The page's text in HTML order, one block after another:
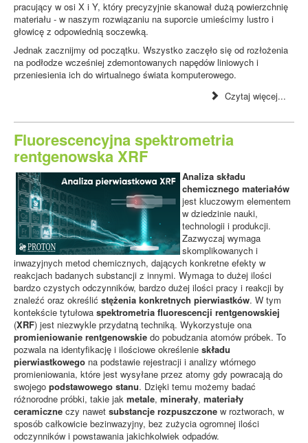
pracujący w osi X i Y, który precyzyjnie skanował dużą powierzchnię
materiału - w naszym rozwiązaniu na suporcie umieścimy lustro i
głowicę z odpowiednią soczewką.
Jednak zacznijmy od początku. Wszystko zaczęło się od rozłożenia
na podłodze wcześniej zdemontowanych napędów liniowych i
przeniesienia ich do wirtualnego świata komputerowego.
Czytaj więcej...
Fluorescencyjna spektrometria
rentgenowska XRF
Analiza składu
chemicznego materiałów
jest kluczowym elementem
w dziedzinie nauki,
technologii i produkcji.
Zazwyczaj wymaga
skomplikowanych i
inwazyjnych metod chemicznych, dających konkretne efekty w
reakcjach badanych substancji z innymi. Wymaga to dużej ilości
bardzo czystych odczynników, bardzo dużej ilości pracy i reakcji by
znaleźć oraz określić stężenia konkretnych pierwiastków. W tym
kontekście tytułowa spektrometria fluorescencji rentgenowskiej
(XRF) jest niezwykle przydatną techniką. Wykorzystuje ona
promieniowanie rentgenowskie do pobudzania atomów próbek. To
pozwala na identyfikację i ilościowe określenie składu
pierwiastkowego na podstawie rejestracji i analizy wtórnego
promieniowania, które jest wysyłane przez atomy gdy powracają do
swojego podstawowego stanu. Dzięki temu możemy badać
różnorodne próbki, takie jak metale, minerały, materiały
ceramiczne czy nawet substancje rozpuszczone w roztworach, w
sposób całkowicie bezinwazyjny, bez zużycia ogromnej ilości
odczynników i powstawania jakichkolwiek odpadów.